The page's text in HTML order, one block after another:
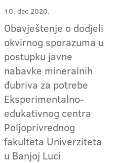
10. dec 2020.
Obavještenje o dodjeli
okvirnog sporazuma u
postupku javne
nabavke mineralnih
đubriva za potrebe
Eksperimentalno-
edukativnog centra
Poljoprivrednog
fakulteta Univerziteta
u Banjoj Luci